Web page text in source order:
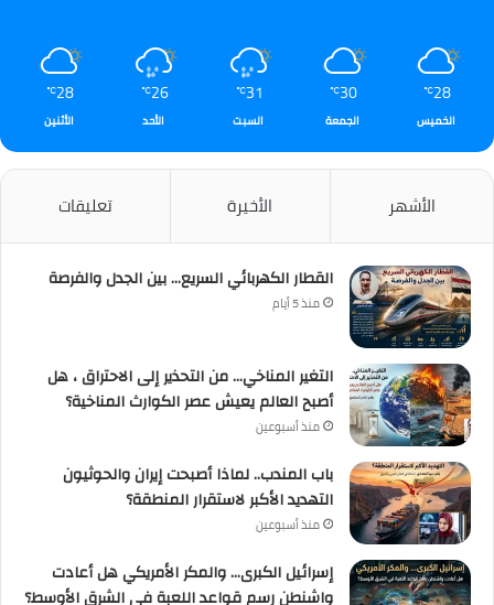
28
℃
الخميس
30
℃
الجمعة
31
℃
السبت
26
℃
الأحد
28
℃
الأثنين
الأشهر الأخيرة تعليقات
القطار الكهربائي السريع… بين الجدل والفرصة
منذ 5 أيام
التغير المناخي… من التحذير إلى الاحتراق ، هل
أصبح العالم يعيش عصر الكوارث المناخية؟
منذ أسبوعين
باب المندب.. لماذا أصبحت إيران والحوثيون
التهديد الأكبر لاستقرار المنطقة؟
منذ أسبوعين
إسرائيل الكبرى… والمكر الأمريكي هل أعادت
واشنطن رسم قواعد اللعبة في الشرق الأوسط؟